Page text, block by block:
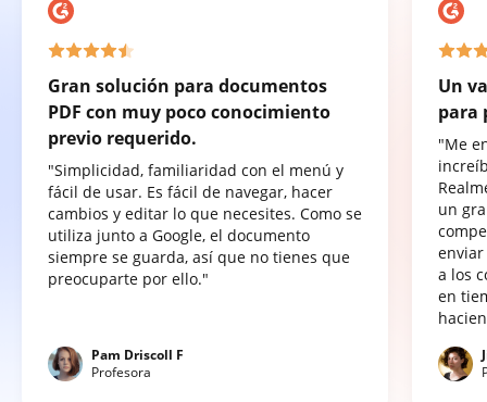
Gran solución para documentos
PDF con muy poco conocimiento
previo requerido.
"Simplicidad, familiaridad con el menú y
fácil de usar. Es fácil de navegar, hacer
cambios y editar lo que necesites. Como se
utiliza junto a Google, el documento
siempre se guarda, así que no tienes que
preocuparte por ello."
Pam Driscoll F
Profesora
Un
para
"Me
un
a los
en